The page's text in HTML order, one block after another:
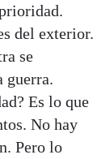
del exterior.
se
guerra.
Es lo que
No hay
Pero lo